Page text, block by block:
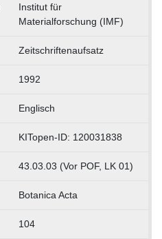
Institut für
Materialforschung (IMF)
Zeitschriftenaufsatz
1992
Englisch
KITopen-ID: 120031838
43.03.03 (Vor POF, LK 01)
Botanica Acta
104